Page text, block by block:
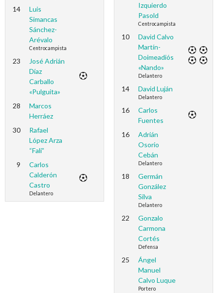
14
Luis
Simancas
Sánchez-
Arévalo
Centrocampista
23
José Adrián
Díaz
Carballo
«Pulguita»
28
Marcos
Herráez
30
Rafael
López Arza
“Fali”
9
Carlos
Calderón
Castro
Delantero
Izquierdo
Pasold
Centrocampista
10
David Calvo
Martín-
Doimeadiós
«Nando»
Delantero
14 David Luján
Delantero
16
Carlos
Fuentes
16
Adrián
Osorio
Cebán
Delantero
18
Germán
González
Silva
Delantero
22
Gonzalo
Carmona
Cortés
Defensa
25
Ángel
Manuel
Calvo Luque
Portero